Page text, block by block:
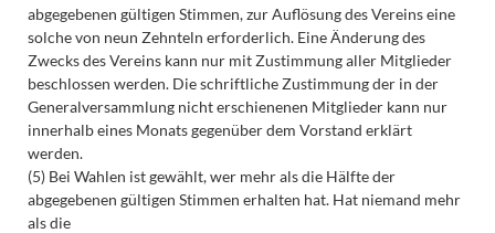
abgegebenen gültigen Stimmen, zur Auflösung des Vereins eine
solche von neun Zehnteln erforderlich. Eine Änderung des
Zwecks des Vereins kann nur mit Zustimmung aller Mitglieder
beschlossen werden. Die schriftliche Zustimmung der in der
Generalversammlung nicht erschienenen Mitglieder kann nur
innerhalb eines Monats gegenüber dem Vorstand erklärt
werden.
(5) Bei Wahlen ist gewählt, wer mehr als die Hälfte der
abgegebenen gültigen Stimmen erhalten hat. Hat niemand mehr
als die